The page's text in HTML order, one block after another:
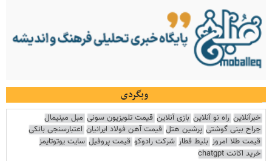
وبگردی
خبرآنلاین راه نو آنلاین بازی آنلاین قیمت تلویزیون سونی مبل مینیمال
جراح بینی گوشتی پرشین هتل قیمت آهن فولاد ایرانیان اعتبارسنجی بانکی
قیمت طلا امروز بلیط قطار شرکت رادوکو قیمت پروفیل سایت یوتوتایمز
خرید اکانت chatgpt